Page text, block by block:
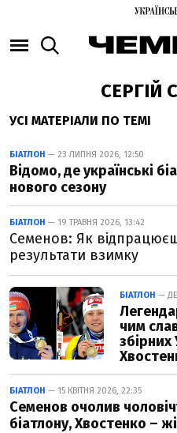
СЕРГІЙ
УСІ МАТЕРІАЛИ ПО ТЕМІ
БІАТЛОН — 23 ЛИПНЯ 2026, 12:50
Відомо, де українські
нового сезону
БІАТЛОН — 19 ТРАВНЯ 2026, 13:42
Семенов: Як відпрацюєш
результати взимку
БІАТЛОН —
чим
збірних
БІАТЛОН — 15 КВІТНЯ 2026, 22:35
Семенов очолив
біатлону, Хвостенко –